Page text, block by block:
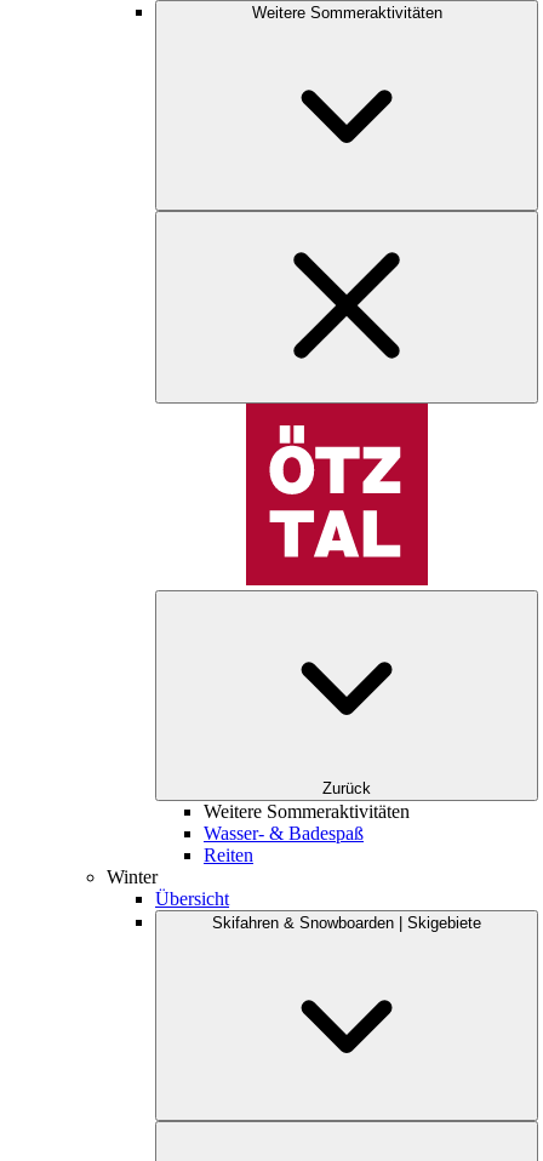
Weitere Sommeraktivitäten
Zurück
Weitere Sommeraktivitäten
Wasser- & Badespaß
Reiten
Winter
Übersicht
Skifahren & Snowboarden | Skigebiete